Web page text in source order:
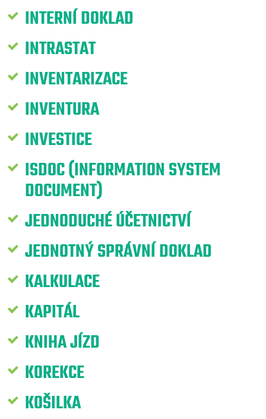
INTERNÍ DOKLAD
INTRASTAT
INVENTARIZACE
INVENTURA
INVESTICE
ISDOC (INFORMATION SYSTEM
DOCUMENT)
JEDNODUCHÉ ÚČETNICTVÍ
JEDNOTNÝ SPRÁVNÍ DOKLAD
KALKULACE
KAPITÁL
KNIHA JÍZD
KOREKCE
KOŠILKA